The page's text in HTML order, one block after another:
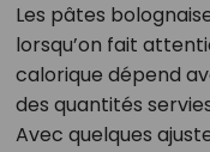
Les pâtes
lorsqu’on fait
calorique dépend
des quantités
Avec quelques